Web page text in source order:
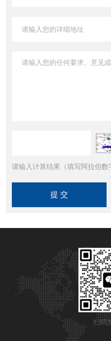
请输入计算结果（填写阿拉伯数
扫码